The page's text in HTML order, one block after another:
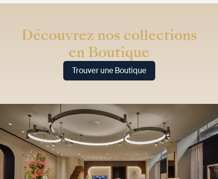
Découvrez nos collections
en Boutique
Trouver une Boutique